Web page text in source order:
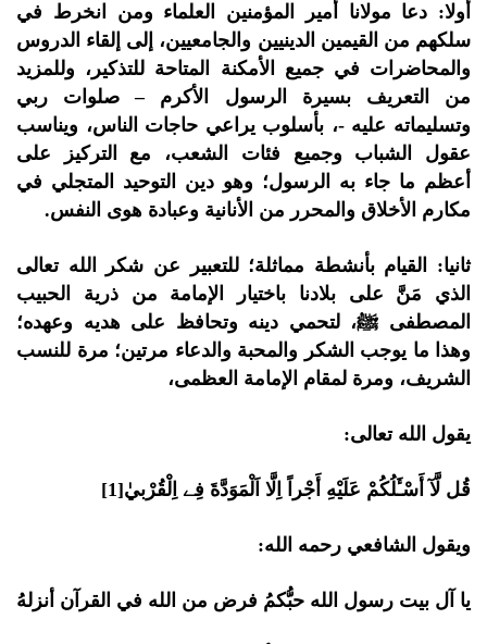
أولا: دعا مولانا أمير المؤمنين العلماء ومن انخرط في
سلكهم من القيمين الدينيين والجامعيين، إلى إلقاء الدروس
والمحاضرات في جميع الأمكنة المتاحة للتذكير، وللمزيد
من التعريف بسيرة الرسول الأكرم – صلوات ربي
وتسليماته عليه -، بأسلوب يراعي حاجات الناس، ويناسب
عقول الشباب وجميع فئات الشعب، مع التركيز على
أعظم ما جاء به الرسول؛ وهو دين التوحيد المتجلي في
مكارم الأخلاق والمحرر من الأنانية وعبادة هوى النفس.
ثانيا: القيام بأنشطة مماثلة؛ للتعبير عن شكر الله تعالى
الذي مَنَّ على بلادنا باختيار الإمامة من ذرية الحبيب
المصطفى ﷺ، لتحمي دينه وتحافظ على هديه وعهده؛
وهذا ما يوجب الشكر والمحبة والدعاء مرتين؛ مرة للنسب
الشريف، ومرة لمقام الإمامة العظمى،
يقول الله تعالى:
قُل لَّآ أَسْـَٔلُكُمْ عَلَيْهِ أَجْراً اِلَّا اَلْمَوَدَّةَ فِے اِلْقُرْبيٰ[1]
ويقول الشافعي رحمه الله:
يا آل بيت رسول الله حبُّكمُ فرض من الله في القرآن أنزلهُ